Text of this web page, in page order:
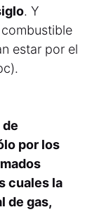
. Y
estar por el
por los
cuales la
de gas,